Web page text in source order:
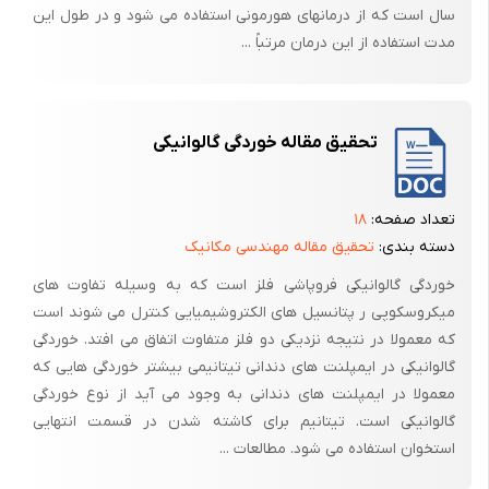
بهبود بهداشت عمومی و امکانات پزشکی به افزایش قابل توجهی در امید به
زندگی منجر شده است.به این ترتیب بیماریهای سنین پیری تدریجا در جامعه
با سن است.خانمها اغلب حدود 15-10 سال پس از یاسئگی دچار استئوپورز
از طرفی سنین میانسالی به بالا نیز از سنین شایع برای دریافت درمانهای پروتز از
جمله ایمپلنت می‌باشد که امروزه طرفداران زیادی در بین مردم پیدا کرده
است.
باقی ماندن ایمپلنت با عملکرد ارضاء کننده در داخل دهان بستگی به ارتباط
سال است که از درمانهای هورمونی استفاده می شود و در طول این
مدت استفاده از این درمان مرتباً ...
تحقیق مقاله خوردگی گالوانیکی
تعداد صفحه: ۱۸
دسته بندی: تحقیق مقاله مهندسی مکانیک
خوردگی گالوانیکی فروپاشی فلز است که به وسیله تفاوت های
میکروسکوپی ر پتانسیل های الکتروشیمیایی کنترل می شوند است
که معمولا در نتیجه نزدیکی دو فلز متفاوت اتفاق می افتد. خوردگی
گالوانیکی در ایمپلنت های دندانی تیتانیمی بیشتر خوردگی هایی که
معمولا در ایمپلنت های دندانی به وجود می آید از نوع خوردگی
گالوانیکی است. تیتانیم برای کاشته شدن در قسمت انتهایی
استخوان استفاده می شود. مطالعات ...